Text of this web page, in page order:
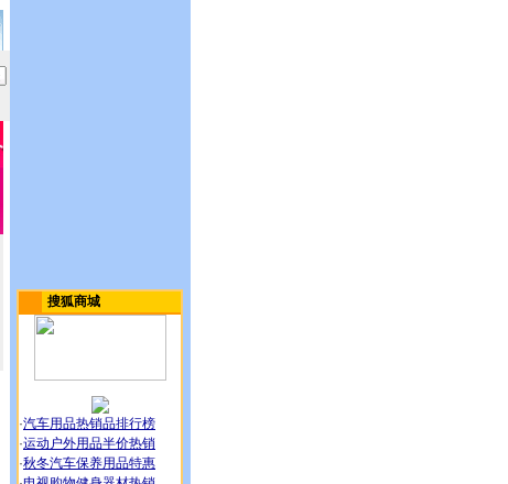
搜狐商城
·汽车用品热销品排行榜
·运动户外用品半价热销
·秋冬汽车保养用品特惠